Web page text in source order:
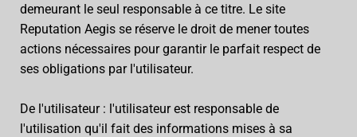
demeurant le seul responsable à ce titre. Le site
Reputation Aegis se réserve le droit de mener toutes
actions nécessaires pour garantir le parfait respect de
ses obligations par l'utilisateur.
De l'utilisateur : l'utilisateur est responsable de
l'utilisation qu'il fait des informations mises à sa